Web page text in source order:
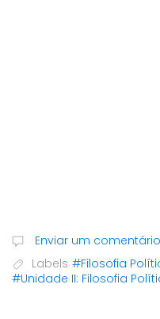
Enviar um comentário
Labels #Filosofia
#Unidade II: Filosofia